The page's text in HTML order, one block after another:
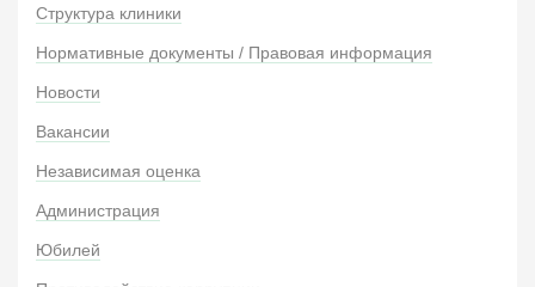
Структура клиники
Нормативные документы / Правовая информация
Новости
Вакансии
Независимая оценка
Администрация
Юбилей